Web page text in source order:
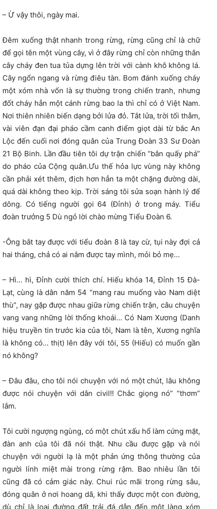
– Ừ vậy thôi, ngày mai.
Đêm xuống thật nhanh trong rừng, rừng cũng chỉ là chữ
để gọi tên một vùng cây, vì ở đây rừng chỉ còn những thân
cây cháy đen tua tủa dựng lên trời với cành khô không lá.
Cây ngổn ngang và rừng điêu tàn. Bom đánh xuống cháy
một xóm nhà vốn là sự thường trong chiến tranh, nhưng
đốt cháy hẳn một cánh rừng bao la thì chỉ có ở Việt Nam.
Nơi thiên nhiên biến dạng bởi lửa đỏ. Tắt lửa, trời tối thẫm,
vài viên đạn đại pháo cầm canh điểm giọt dài từ bắc An
Lộc đến cuối nơi đóng quân của Trung Đoàn 33 Sư Đoàn
21 Bộ Binh. Lần đầu tiên tôi dự trận chiến “bắn quấy phá”
do pháo của Cộng quân.Ưu thế hỏa lực vùng này không
cần phải xét thêm, địch hơn hẳn ta một chặng đường dài,
quá dài không theo kịp. Trời sáng tôi sửa soạn hành lý để
dông. Có tiếng người gọi 64 (Đỉnh) ở trong máy. Tiểu
đoàn trưởng 5 Dù ngỏ lời chào mừng Tiểu Đoàn 6.
-Ông bắt tay được với tiểu đoàn 8 là tay cừ, tụi này đợi cả
hai tháng, chả có ai nắm được tay mình, mỏi bỏ mẹ…
– Hì… hì, Đỉnh cười thích chí. Hiếu khóa 14, Đỉnh 15 Đà-
Lạt, cùng là dân năm 54 “mang rau muống vào Nam diệt
thù”, nay gặp được nhau giữa rừng chiến trận, câu chuyện
vang vang những lời thống khoái… Có Nam Xương (Danh
hiệu truyền tin trước kia của tôi, Nam là tên, Xương nghĩa
là không có… thịt) lên đây với tôi, 55 (Hiếu) có muốn gần
nó không?
– Đâu đâu, cho tôi nói chuyện với nó một chút, lâu không
được nói chuyện với dân civil!! Chắc giọng nó” “thơm”
lắm.
Tôi cười ngượng ngùng, có một chút xấu hổ làm cứng mặt,
đàn anh của tôi đã nói thật. Nhu cầu được gặp và nói
chuyện với người lạ là một phản ứng thông thường của
người lính miệt mài trong rừng rậm. Bao nhiêu lần tôi
cũng đã có cảm giác này. Chui rúc mãi trong rừng sâu,
đóng quân ở nơi hoang dã, khi thấy được một con đường,
dù chỉ là loại đường đất trải đá dẫn đến một làng xóm